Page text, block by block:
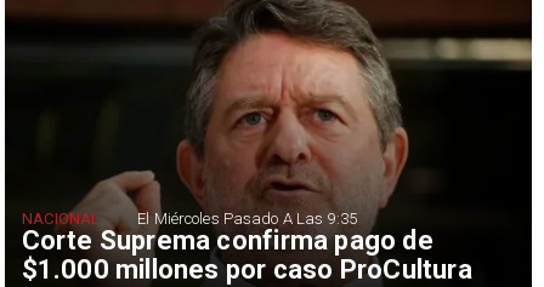
Corte Suprema confirma pago de
$1.000 millones por caso ProCultura
NACIONAL El Miércoles Pasado A Las 9:35